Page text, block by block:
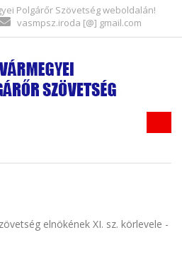
Polgárőr Szövetség weboldalán!
vasmpsz.iroda [@] gmail.com
elnökének XI. sz. körlevele -